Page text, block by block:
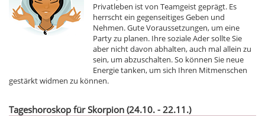
Privatleben ist von Teamgeist geprägt. Es
herrscht ein gegenseitiges Geben und
Nehmen. Gute Voraussetzungen, um eine
Party zu planen. Ihre soziale Ader sollte Sie
aber nicht davon abhalten, auch mal allein zu
sein, um abzuschalten. So können Sie neue
Energie tanken, um sich Ihren Mitmenschen
gestärkt widmen zu können.
Tageshoroskop für Skorpion (24.10. - 22.11.)